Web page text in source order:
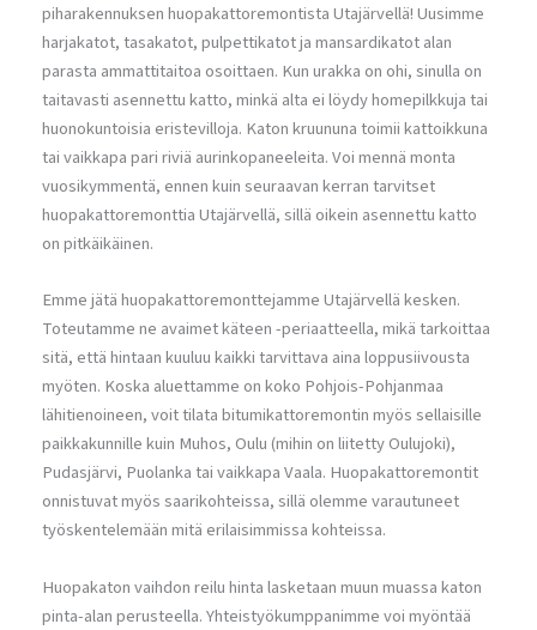
piharakennuksen huopakattoremontista Utajärvellä! Uusimme
harjakatot, tasakatot, pulpettikatot ja mansardikatot alan
parasta ammattitaitoa osoittaen. Kun urakka on ohi, sinulla on
taitavasti asennettu katto, minkä alta ei löydy homepilkkuja tai
huonokuntoisia eristevilloja. Katon kruununa toimii kattoikkuna
tai vaikkapa pari riviä aurinkopaneeleita. Voi mennä monta
vuosikymmentä, ennen kuin seuraavan kerran tarvitset
huopakattoremonttia Utajärvellä, sillä oikein asennettu katto
on pitkäikäinen.
Emme jätä huopakattoremonttejamme Utajärvellä kesken.
Toteutamme ne avaimet käteen -periaatteella, mikä tarkoittaa
sitä, että hintaan kuuluu kaikki tarvittava aina loppusiivousta
myöten. Koska aluettamme on koko Pohjois-Pohjanmaa
lähitienoineen, voit tilata bitumikattoremontin myös sellaisille
paikkakunnille kuin Muhos, Oulu (mihin on liitetty Oulujoki),
Pudasjärvi, Puolanka tai vaikkapa Vaala. Huopakattoremontit
onnistuvat myös saarikohteissa, sillä olemme varautuneet
työskentelemään mitä erilaisimmissa kohteissa.
Huopakaton vaihdon reilu hinta lasketaan muun muassa katon
pinta-alan perusteella. Yhteistyökumppanimme voi myöntää